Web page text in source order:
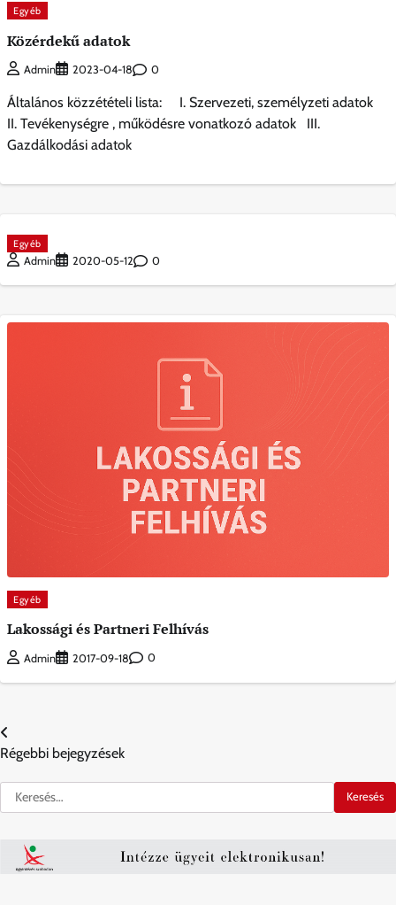
Egyéb
Közérdekű adatok
Admin 2023-04-18 0
Általános közzétételi lista: I. Szervezeti, személyzeti adatok
II. Tevékenységre , működésre vonatkozó adatok III.
Gazdálkodási adatok
Egyéb
Admin 2020-05-12 0
Egyéb
Lakossági és Partneri Felhívás
Admin 2017-09-18 0
Bejegyzés
navigáció
Régebbi bejegyzések
Keresés: